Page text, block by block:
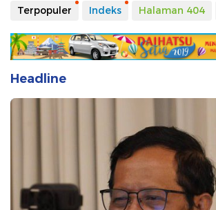
Terpopuler Indeks Halaman 404
Headline